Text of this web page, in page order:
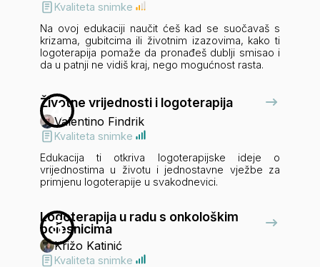
Kvaliteta snimke
Na ovoj edukaciji naučit ćeš kad se suočavaš s
krizama, gubitcima ili životnim izazovima, kako ti
logoterapija pomaže da pronađeš dublji smisao i
da u patnji ne vidiš kraj, nego mogućnost rasta.
4
Životne vrijednosti i logoterapija
Valentino Findrik
Kvaliteta snimke
Edukacija ti otkriva logoterapijske ideje o
vrijednostima u životu i jednostavne vježbe za
primjenu logoterapije u svakodnevici.
5
Logoterapija u radu s onkološkim
bolesnicima
Križo Katinić
Kvaliteta snimke